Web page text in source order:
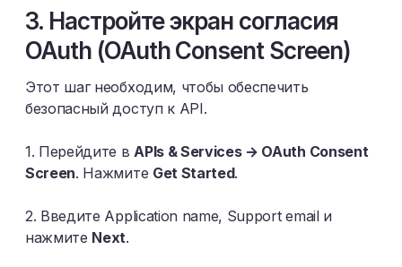
3. Настройте экран согласия
OAuth (OAuth Consent Screen)
Этот шаг необходим, чтобы обеспечить
безопасный доступ к API.
1. Перейдите вAPIs & Services → OAuth Consent
Screen. Нажмите Get Started.
2. Введите Application name, Support email и
нажмите Next.